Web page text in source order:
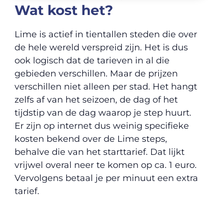
Wat kost het?
Lime is actief in tientallen steden die over
de hele wereld verspreid zijn. Het is dus
ook logisch dat de tarieven in al die
gebieden verschillen. Maar de prijzen
verschillen niet alleen per stad. Het hangt
zelfs af van het seizoen, de dag of het
tijdstip van de dag waarop je step huurt.
Er zijn op internet dus weinig specifieke
kosten bekend over de Lime steps,
behalve die van het starttarief. Dat lijkt
vrijwel overal neer te komen op ca. 1 euro.
Vervolgens betaal je per minuut een extra
tarief.